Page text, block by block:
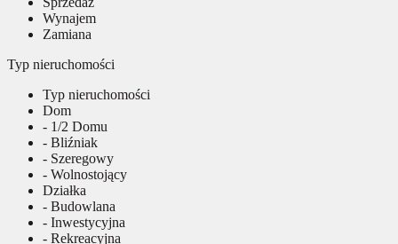
Wynajem
Zamiana
Typ nieruchomości
Typ nieruchomości
Dom
- 1/2 Domu
- Bliźniak
- Szeregowy
- Wolnostojący
Działka
- Budowlana
- Inwestycyjna
- Rekreacyjna